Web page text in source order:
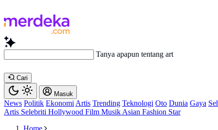
Tanya apapun tentang artikel ini...
Cari
Masuk
News Politik Ekonomi Artis Trending Teknologi Oto Dunia Gaya
Artis Selebriti Hollywood Film Musik Asian Fashion Star
Home